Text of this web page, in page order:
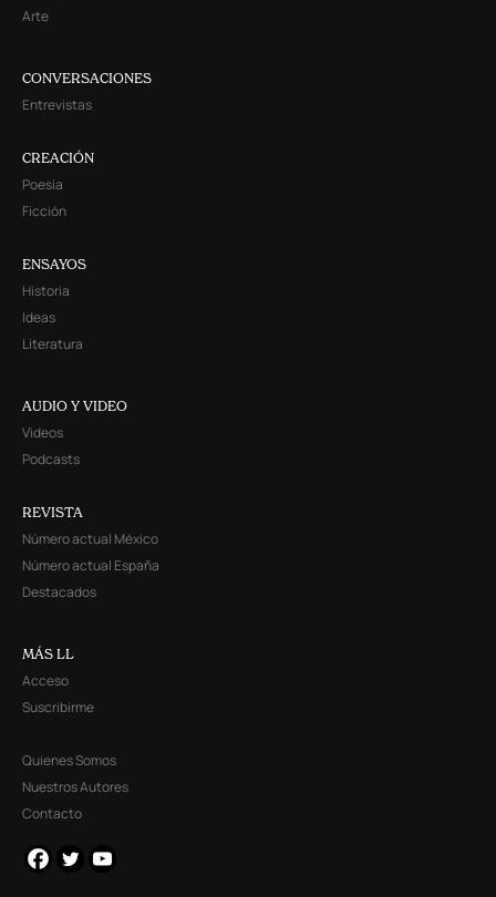
Arte
CONVERSACIONES
Entrevistas
CREACIÓN
Poesía
Ficción
ENSAYOS
Historia
Ideas
Literatura
AUDIO Y VIDEO
Videos
Podcasts
REVISTA
Número actual México
Número actual España
Destacados
MÁS LL
Acceso
Suscribirme
Quienes Somos
Nuestros Autores
Contacto